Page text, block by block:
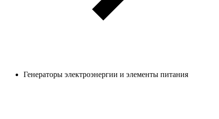
Генераторы электроэнергии и элементы питания